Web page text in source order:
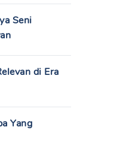
Seni
di Era
Yang